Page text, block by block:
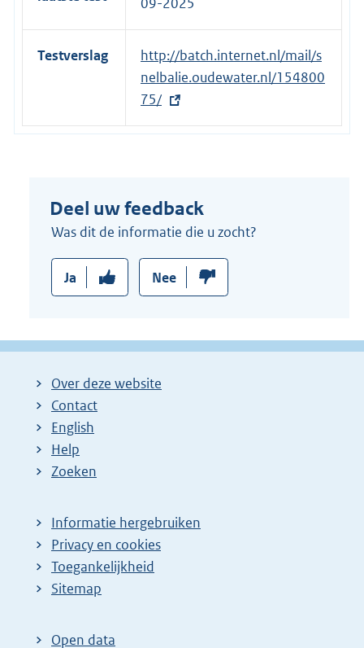
Testverslag
E
x
t
e
l
i
:
http://batch.internet.nl/mail/s
nelbalie.oudewater.nl/154800
75/
Deel uw feedback
Was dit de informatie die u zocht?
Ja Nee
Over deze website
Contact
English
Help
Zoeken
Informatie hergebruiken
Privacy en cookies
Toegankelijkheid
Sitemap
Open data